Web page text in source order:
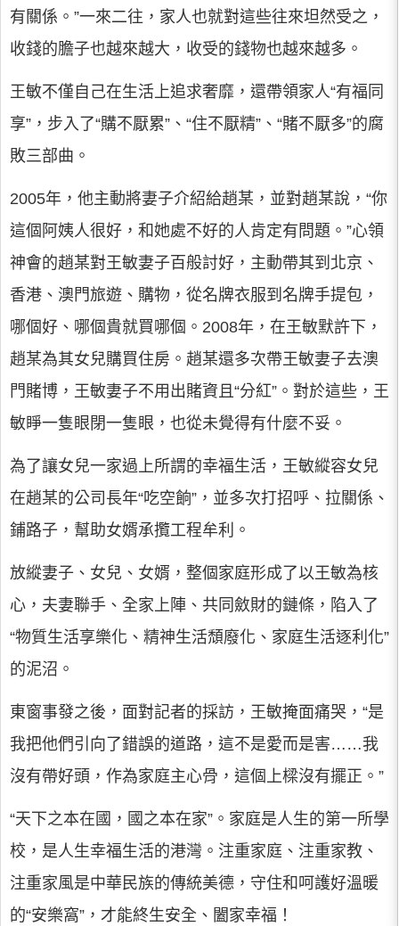
有關係。”一來二往，家人也就對這些往來坦然受之，
收錢的膽子也越來越大，收受的錢物也越來越多。
王敏不僅自己在生活上追求奢靡，還帶領家人“有福同
享”，步入了“購不厭累”、“住不厭精”、“賭不厭多”的腐
敗三部曲。
2005年，他主動將妻子介紹給趙某，並對趙某說，“你
這個阿姨人很好，和她處不好的人肯定有問題。”心領
神會的趙某對王敏妻子百般討好，主動帶其到北京、
香港、澳門旅遊、購物，從名牌衣服到名牌手提包，
哪個好、哪個貴就買哪個。2008年，在王敏默許下，
趙某為其女兒購買住房。趙某還多次帶王敏妻子去澳
門賭博，王敏妻子不用出賭資且“分紅”。對於這些，王
敏睜一隻眼閉一隻眼，也從未覺得有什麼不妥。
為了讓女兒一家過上所謂的幸福生活，王敏縱容女兒
在趙某的公司長年“吃空餉”，並多次打招呼、拉關係、
鋪路子，幫助女婿承攬工程牟利。
放縱妻子、女兒、女婿，整個家庭形成了以王敏為核
心，夫妻聯手、全家上陣、共同斂財的鏈條，陷入了
“物質生活享樂化、精神生活頹廢化、家庭生活逐利化”
的泥沼。
東窗事發之後，面對記者的採訪，王敏掩面痛哭，“是
我把他們引向了錯誤的道路，這不是愛而是害……我
沒有帶好頭，作為家庭主心骨，這個上樑沒有擺正。”
“天下之本在國，國之本在家”。家庭是人生的第一所學
校，是人生幸福生活的港灣。注重家庭、注重家教、
注重家風是中華民族的傳統美德，守住和呵護好溫暖
的“安樂窩”，才能終生安全、闔家幸福！